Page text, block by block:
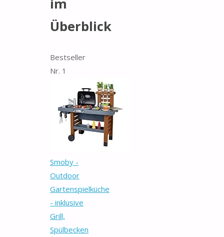
im
Überblick
Bestseller
Nr. 1
Smoby -
Outdoor
Gartenspielküche
- inklusive
Grill,
Spülbecken